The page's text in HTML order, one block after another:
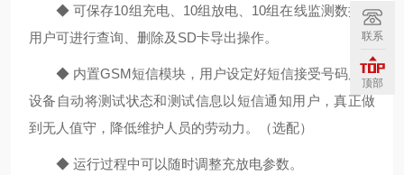
◆ 可保存10组充电、10组放电、10组在线监测数据；
用户可进行查询、删除及SD卡导出操作。
◆ 内置GSM短信模块，用户设定好短信接受号码后，
设备自动将测试状态和测试信息以短信通知用户，真正做
到无人值守，降低维护人员的劳动力。（选配）
◆ 运行过程中可以随时调整充放电参数。
联系
顶部